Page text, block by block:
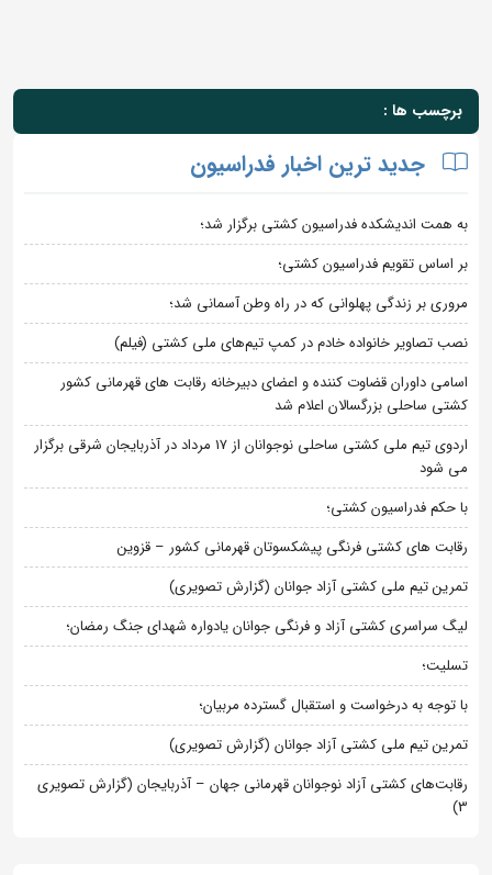
برچسب ها :
جدید ترین اخبار فدراسیون
به همت اندیشکده فدراسیون کشتی برگزار شد؛
بر اساس تقویم فدراسیون کشتی؛
مروری بر زندگی پهلوانی که در راه وطن آسمانی شد؛
نصب تصاویر خانواده خادم در کمپ تیم‌های ملی کشتی (فیلم)
اسامی داوران قضاوت کننده و اعضای دبیرخانه رقابت های قهرمانی کشور
کشتی ساحلی بزرگسالان اعلام شد
اردوی تیم ملی کشتی ساحلی نوجوانان از 17 مرداد در آذربایجان شرقی برگزار
می شود
با حکم فدراسیون کشتی؛
رقابت های کشتی فرنگی پیشکسوتان قهرمانی کشور – قزوین
تمرین تیم ملی کشتی آزاد جوانان (گزارش تصویری)
لیگ سراسری کشتی آزاد و فرنگی جوانان یادواره شهدای جنگ رمضان؛
تسلیت؛
با توجه به درخواست و استقبال گسترده مربیان؛
تمرین تیم ملی کشتی آزاد جوانان (گزارش تصویری)
رقابت‌های کشتی آزاد نوجوانان قهرمانی جهان – آذربایجان (گزارش تصویری
3)